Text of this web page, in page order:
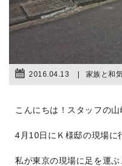
2016.04.13 家族と和
こんにちは！スタッフの山
4月10日にＫ様邸の現場に
私が東京の現場に足を運